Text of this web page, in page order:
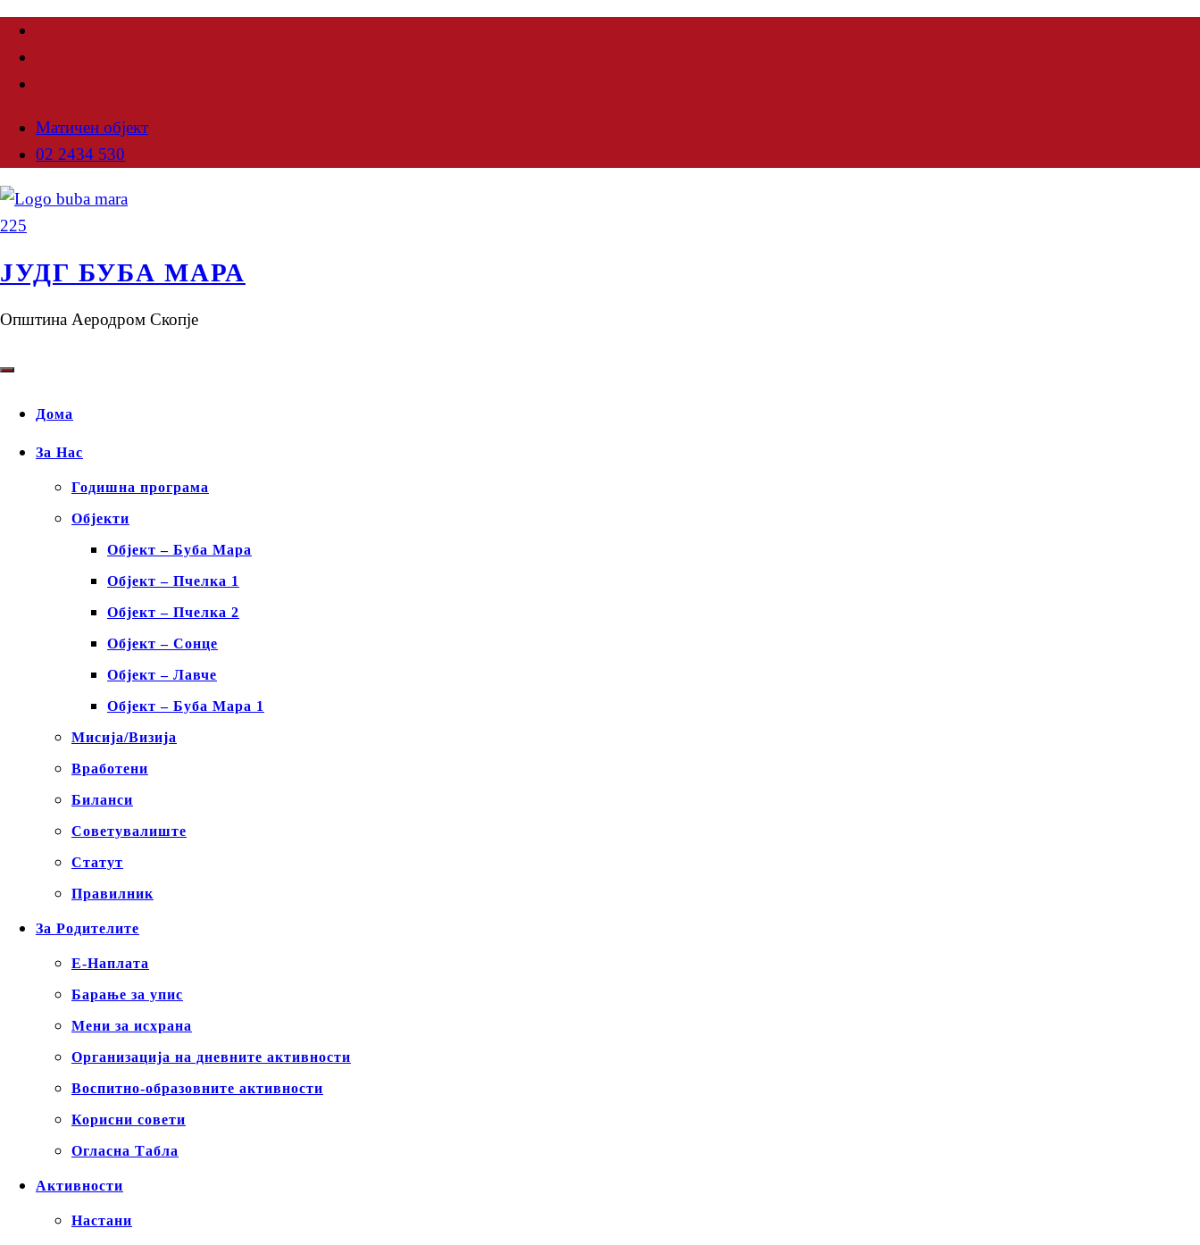
Матичен објект
02 2434 530
ЈУДГ БУБА МАРА
Општина Аеродром Скопје
Дома
За Нас
Годишна програма
Објекти
Објект – Буба Мара
Објект – Пчелка 1
Објект – Пчелка 2
Објект – Сонце
Објект – Лавче
Објект – Буба Мара 1
Мисија/Визија
Вработени
Биланси
Советувалиште
Статут
Правилник
За Родителите
Е-Наплата
Барање за упис
Мени за исхрана
Организација на дневните активности
Воспитно-образовните активности
Корисни совети
Огласна Табла
Активности
Настани